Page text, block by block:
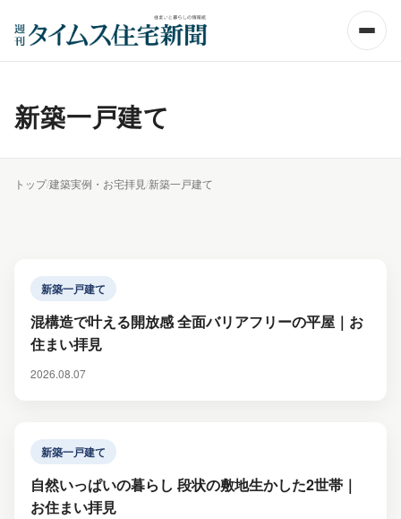
新築一戸建て
トップ/建築実例・お宅拝見/新築一戸建て
新築一戸建て
混構造で叶える開放感 全面バリアフリーの平屋｜お
住まい拝見
2026.08.07
新築一戸建て
自然いっぱいの暮らし 段状の敷地生かした2世帯｜
お住まい拝見